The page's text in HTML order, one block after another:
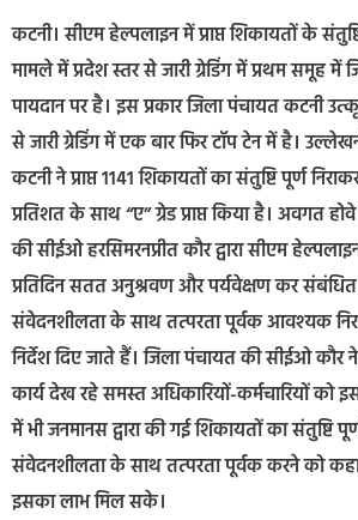
कटनी। सीएम हेल्पलाइन में प्राप्त शिकायतों के
मामले में प्रदेश स्तर से जारी ग्रेडिंग में प्रथम समूह
पायदान पर है। इस प्रकार जिला पंचायत कटनी
से जारी ग्रेडिंग में एक बार फिर टॉप टेन में है।
कटनी ने प्राप्त 1141 शिकायतों का संतुष्टि पूर्ण
प्रतिशत के साथ “ए” ग्रेड प्राप्त किया है। अवगत
की सीईओ हरसिमरनप्रीत कौर द्वारा सीएम
प्रतिदिन सतत अनुश्रवण और पर्यवेक्षण कर संबंधित
संवेदनशीलता के साथ तत्परता पूर्वक आवश्यक
निर्देश दिए जाते हैं। जिला पंचायत की सीईओ कौर
कार्य देख रहे समस्त अधिकारियों-कर्मचारियों को
में भी जनमानस द्वारा की गई शिकायतों का संतुष्टि
संवेदनशीलता के साथ तत्परता पूर्वक करने को कहा
इसका लाभ मिल सके।